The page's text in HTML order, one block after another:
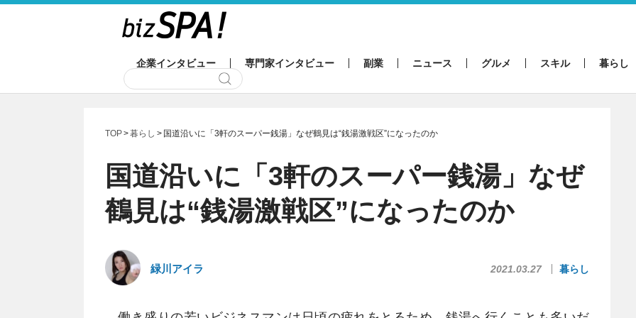
企業インタビュー 専門家インタビュー 副業 ニュース グルメ スキル 暮らし
TOP 暮らし 国道沿いに「3軒のスーパー銭湯」なぜ鶴見は“銭湯激戦区”になったのか
国道沿いに「3軒のスーパー銭湯」なぜ
鶴見は“銭湯激戦区”になったのか
緑川アイラ 2021.03.27 暮らし